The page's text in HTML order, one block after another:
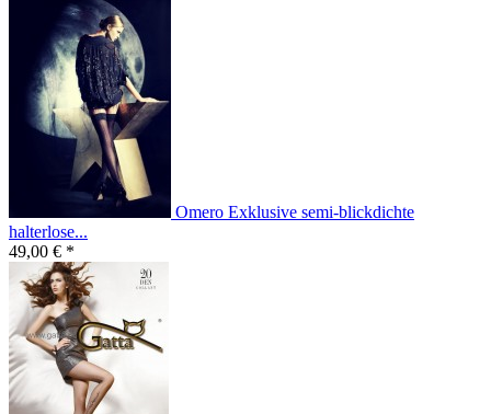
Omero Exklusive semi-blickdichte
halterlose...
49,00 € *